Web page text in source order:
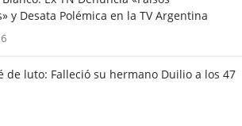
y Desata Polémica en la TV Argentina
de luto: Falleció su hermano Duilio a los 47